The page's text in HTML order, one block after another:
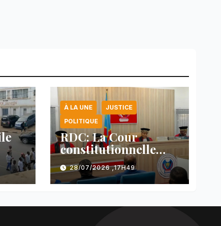
À LA UNE
JUSTICE
POLITIQUE
RDC: La Cour
constitutionnelle
valide la loi
référendaire sous
réserves de plusieurs
28/07/2026 ,17H49